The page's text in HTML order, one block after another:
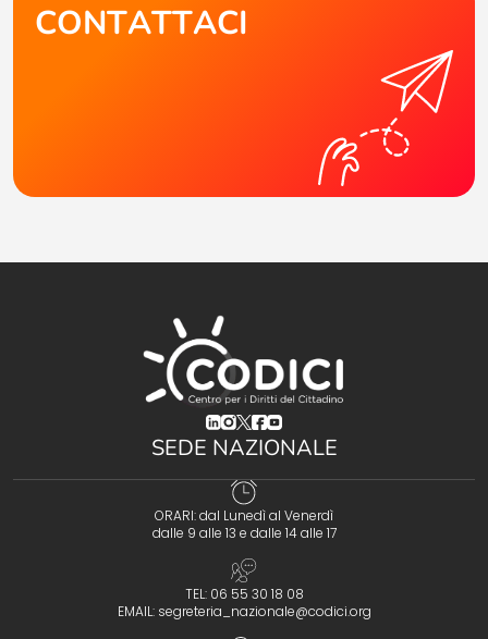
CONTATTACI
(opens in a new tab)
(opens in a new tab)
(opens in a new tab)
(opens in a new tab)
(opens in a new tab)
SEDE NAZIONALE
ORARI: dal Lunedì al Venerdì
dalle 9 alle 13 e dalle 14 alle 17
TEL: 06 55 30 18 08
EMAIL: segreteria_nazionale@codici.org